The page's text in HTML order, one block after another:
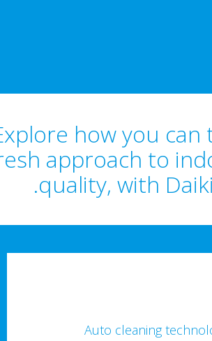
Explore how you
fresh approach to
quality, with
Auto cleaning